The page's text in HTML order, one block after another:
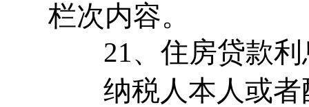
栏次内容。
21、住房贷款利
纳税人本人或者